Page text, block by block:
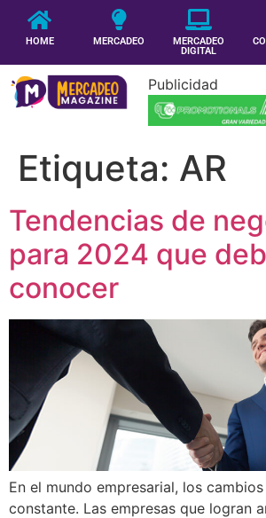
HOME MERCADEO
MERCADEO
DIGITAL
Publicidad
Etiqueta: AR
Tendencias de
para 2024 que
conocer
En el mundo empresarial, los
constante. Las empresas que logran